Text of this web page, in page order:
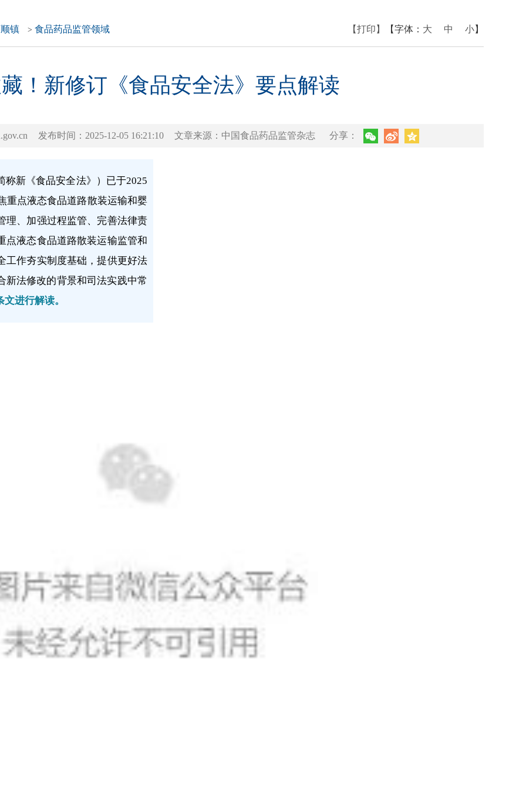
镇 > 食品药品监管领域 【打印】 【字体： 大 中 小】
！新修订《食品安全法》要点解读
发布时间：2025-12-05 16:21:10 文章来源：中国食品药品监管杂志 分享：
新《食品安全法》）已于2025
重点液态食品道路散装运输和婴
理、加强过程监管、完善法律责
点液态食品道路散装运输监管和
工作夯实制度基础，提供更好法
新法修改的背景和司法实践中常
进行解读。